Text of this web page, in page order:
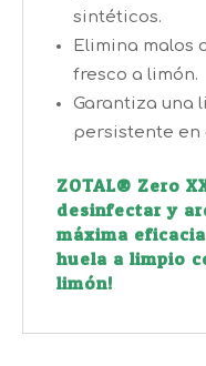
sintéticos.
Elimina malos
fresco a limón.
Garantiza una
persistente en
ZOTAL® Zero
desinfectar y
máxima
huela a limpio
limón!